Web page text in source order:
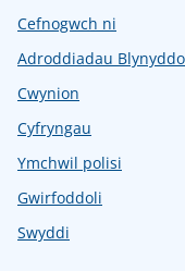
Cefnogwch ni
Adroddiadau
Cwynion
Cyfryngau
Ymchwil polisi
Gwirfoddoli
Swyddi